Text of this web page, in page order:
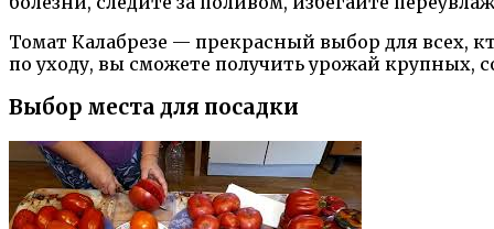
Томат Калабрезе — прекрасный выбор для всех,
по уходу, вы сможете получить урожай крупных,
Выбор места для посадки